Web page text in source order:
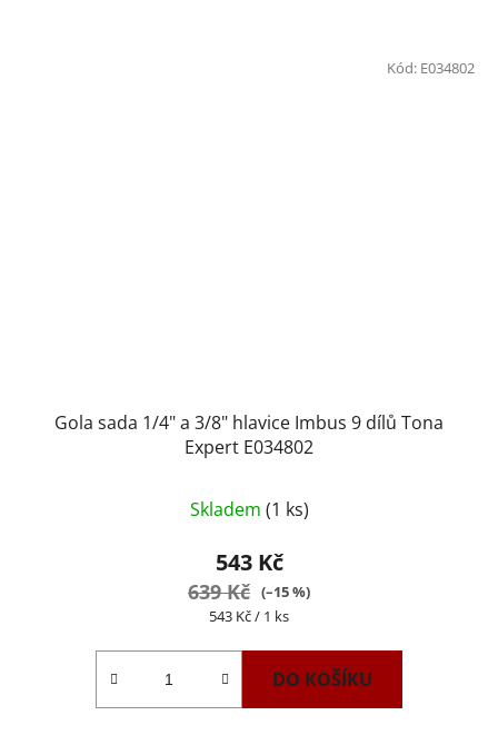
Gola sada 1/4" a 3/8" hlavice Imbus 9 dílů Tona
Expert E034802
Skladem (1 ks)
543 Kč
639 Kč (–15 %)
Měrná
543 Kč / 1 ks
DO KOŠÍKU
Kód: E034802